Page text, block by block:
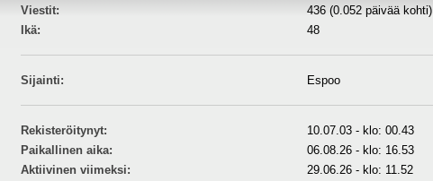
Viestit:
436 (0.052 päivää kohti)
Ikä:
48
Sijainti: Espoo
Rekisteröitynyt:
10.07.03 - klo: 00.43
Paikallinen aika:
06.08.26 - klo: 16.53
Aktiivinen viimeksi:
29.06.26 - klo: 11.52